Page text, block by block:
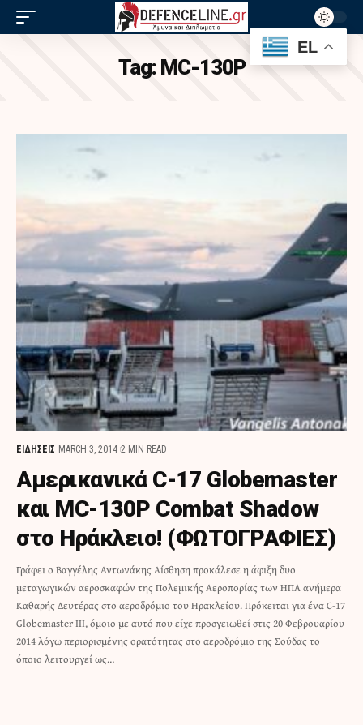
Tag: MC-130P
ΕΙΔΗΣΕΙΣ MARCH 3, 2014 2 MIN READ
Αμερικανικά C-17 Globemaster
και MC-130P Combat Shadow
στο Ηράκλειο! (ΦΩΤΟΓΡΑΦΙΕΣ)
Γράφει ο Βαγγέλης Αντωνάκης Αίσθηση προκάλεσε η άφιξη δυο
μεταγωγικών αεροσκαφών της Πολεμικής Αεροπορίας των ΗΠΑ ανήμερα
Καθαρής Δευτέρας στο αεροδρόμιο του Ηρακλείου. Πρόκειται για ένα C-17
Globemaster III, όμοιο με αυτό που είχε προσγειωθεί στις 20 Φεβρουαρίου
2014 λόγω περιορισμένης ορατότητας στο αεροδρόμιο της Σούδας το
όποιο λειτουργεί ως…
EL